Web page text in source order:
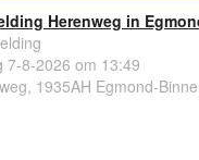
Herenweg in
7-8-2026 om 13:49
1935AH Egmond-